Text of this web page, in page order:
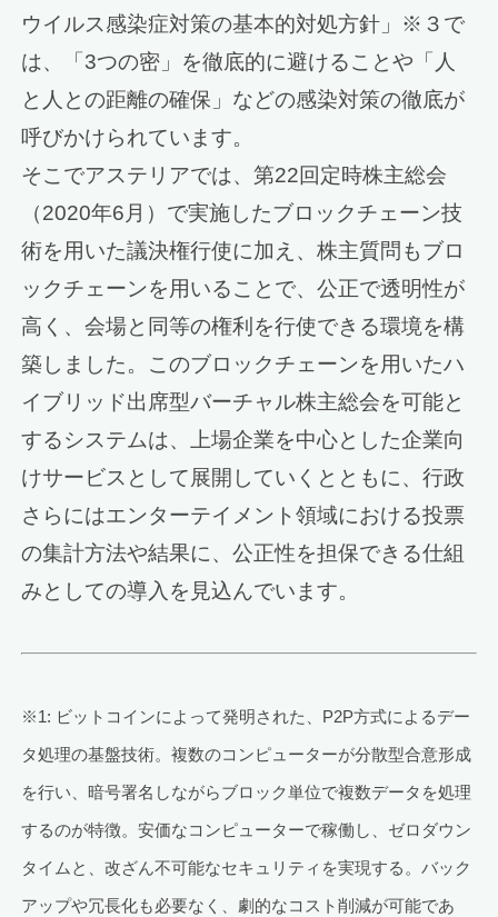
ウイルス感染症対策の基本的対処方針」※３で
は、「3つの密」を徹底的に避けることや「人
と人との距離の確保」などの感染対策の徹底が
呼びかけられています。
そこでアステリアでは、第22回定時株主総会
（2020年6月）で実施したブロックチェーン技
術を用いた議決権行使に加え、株主質問もブロ
ックチェーンを用いることで、公正で透明性が
高く、会場と同等の権利を行使できる環境を構
築しました。このブロックチェーンを用いたハ
イブリッド出席型バーチャル株主総会を可能と
するシステムは、上場企業を中心とした企業向
けサービスとして展開していくとともに、行政
さらにはエンターテイメント領域における投票
の集計方法や結果に、公正性を担保できる仕組
みとしての導入を見込んでいます。
※1: ビットコインによって発明された、P2P方式によるデー
タ処理の基盤技術。複数のコンピューターが分散型合意形成
を行い、暗号署名しながらブロック単位で複数データを処理
するのが特徴。安価なコンピューターで稼働し、ゼロダウン
タイムと、改ざん不可能なセキュリティを実現する。バック
アップや冗長化も必要なく、劇的なコスト削減が可能であ